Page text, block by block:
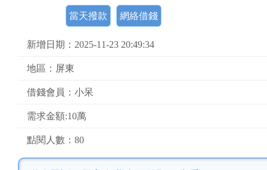
當天撥款 網絡借錢
新增日期：2025-11-23 20:49:34
地區：屏東
借錢會員：小呆
需求金額:10萬
點閱人數：80